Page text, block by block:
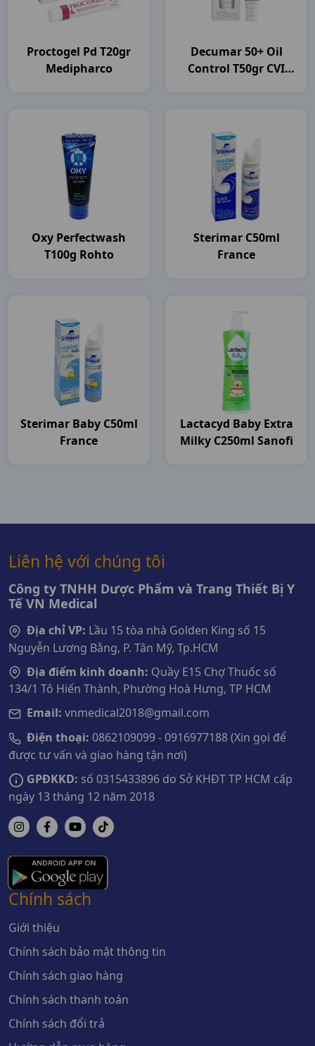
Proctogel Pd T20gr
Medipharco
Decumar 50+ Oil
Control T50gr CVI
Oxy Perfectwash
T100g Rohto
Sterimar C50ml
France
Sterimar Baby C50ml
France
Lactacyd Baby Extra
Milky C250ml Sanofi
Liên hệ với chúng tôi
Công ty TNHH Dược Phẩm và Trang Thiết Bị Y
Tế VN Medical
Địa chỉ VP: Lầu 15 tòa nhà Golden King số 15
Nguyễn Lương Bằng, P. Tân Mỹ, Tp.HCM
Địa điểm kinh doanh: Quầy E15 Chợ Thuốc số
134/1 Tô Hiến Thành, Phường Hoà Hưng, TP HCM
Email: vnmedical2018@gmail.com
Điện thoại: 0862109099 - 0916977188 (Xin gọi để
được tư vấn và giao hàng tận nơi)
GPĐKKD: số 0315433896 do Sở KHĐT TP HCM cấp
ngày 13 tháng 12 năm 2018
Chính sách
Giới thiệu
Chính sách bảo mật thông tin
Chính sách giao hàng
Chính sách thanh toán
Chính sách đổi trả